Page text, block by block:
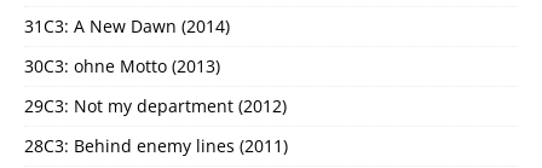
31C3: A New Dawn (2014)
30C3: ohne Motto (2013)
29C3: Not my department (2012)
28C3: Behind enemy lines (2011)